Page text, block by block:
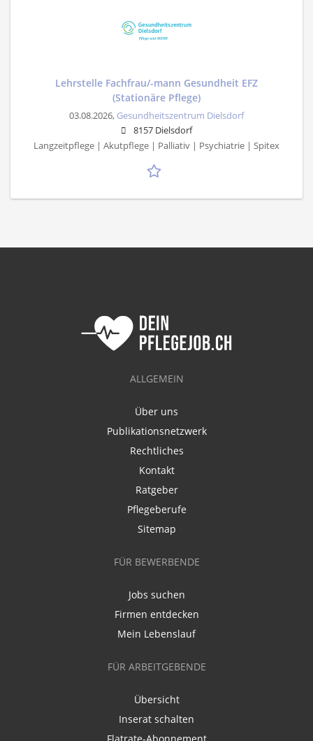
Lehrstelle Fachfrau/-mann Gesundheit EFZ
(Stationäre Pflege)
03.08.2026, Gesundheitszentrum Dielsdorf
8157 Dielsdorf
Langzeitpflege | Akutpflege | Palliativ | Psychiatrie | Spitex
ALLGEMEIN
Über uns
Publikationsnetzwerk
Rechtliches
Kontakt
Ratgeber
Pflegeberufe
Sitemap
FÜR BEWERBENDE
Jobs suchen
Firmen entdecken
Mein Lebenslauf
FÜR ARBEITGEBENDE
Übersicht
Inserat schalten
Flatrate-Abonnement